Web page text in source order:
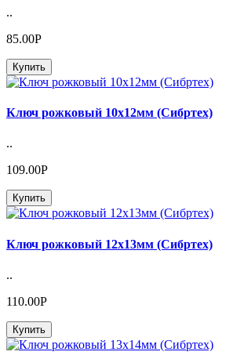
..
85.00Р
Купить
Ключ рожковый 10х12мм (Сибртех)
..
109.00Р
Купить
Ключ рожковый 12х13мм (Сибртех)
..
110.00Р
Купить